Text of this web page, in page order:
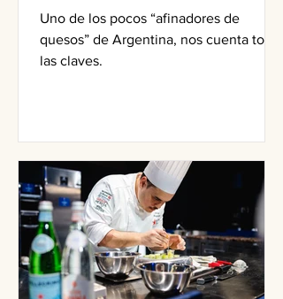
Uno de los pocos “afinadores de
quesos” de Argentina, nos cuenta todas
las claves.